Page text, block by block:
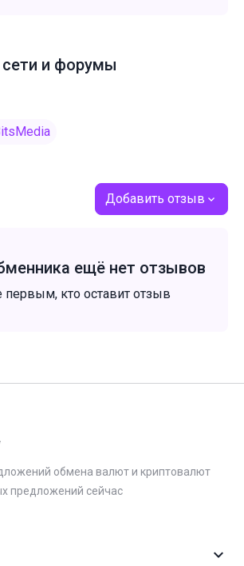
и форумы
Добавить отзыв
ещё нет отзывов
первым, кто оставит отзыв
обмена валют и криптовалют
предложений сейчас